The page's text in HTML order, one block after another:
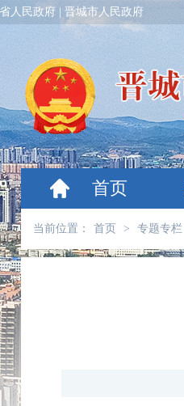
人民政府 晋城市人民政府
首页
当前位置： 首页 > 专题专栏